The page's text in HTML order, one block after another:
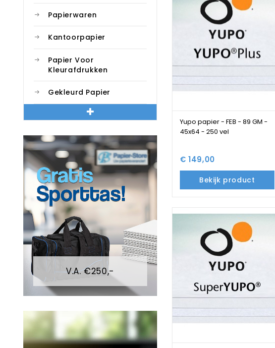
Papierwaren
Kantoorpapier
Papier Voor
Kleurafdrukken
Gekleurd Papier
V.A. €250,-
Yupo papier - FEB - 89 GM -
45x64 - 250 vel
€ 149,00
Bekijk product